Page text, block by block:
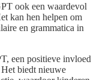
ook een waardevol
kan hen helpen om
en grammatica in
een positieve invloed
Het biedt nieuwe